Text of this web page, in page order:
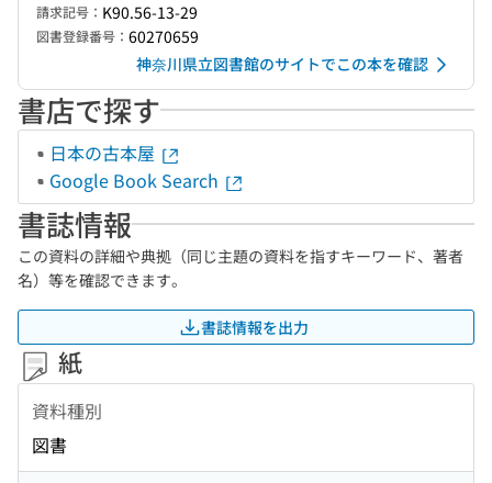
請求記号： K90.56-13-29
図書登録番号： 60270659
神奈川県立図書館のサイトでこの本を確認
書店で探す
日本の古本屋
Google Book Search
書誌情報
この資料の詳細や典拠（同じ主題の資料を指すキーワード、著者
名）等を確認できます。
書誌情報を出力
紙
資料種別
図書